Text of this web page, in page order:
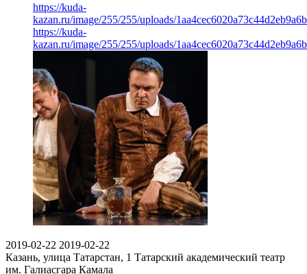
https://kuda-
kazan.ru/image/255/255/uploads/
https://kuda-
kazan.ru/image/255/255/uploads/
2019-02-22 2019-02-22
Казань, улица Татарстан, 1 Татарский академический театр
им. Галиасгара Камала